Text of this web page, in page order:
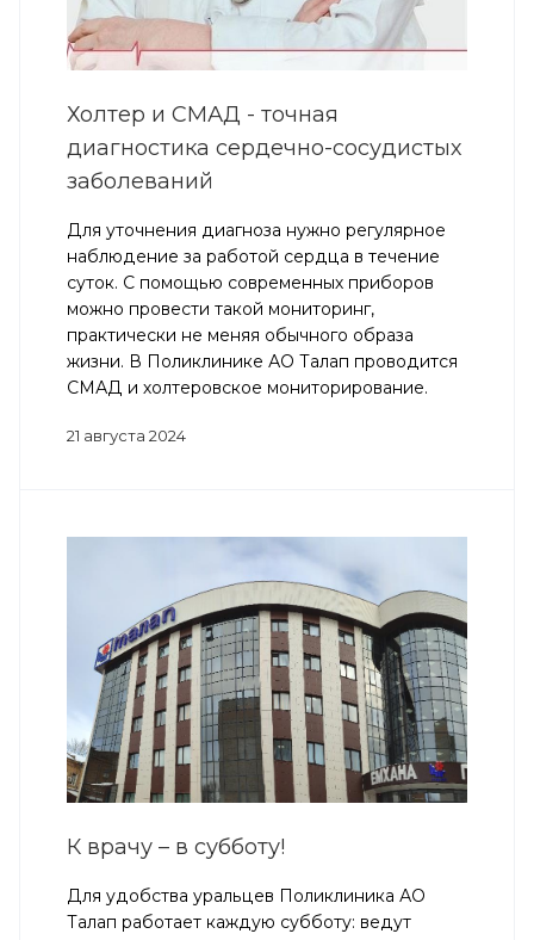
Холтер и СМАД - точная
диагностика сердечно-сосудистых
заболеваний
Для уточнения диагноза нужно регулярное
наблюдение за работой сердца в течение
суток. С помощью современных приборов
можно провести такой мониторинг,
практически не меняя обычного образа
жизни. В Поликлинике АО Талап проводится
СМАД и холтеровское мониторирование.
21 августа 2024
К врачу – в субботу!
Для удобства уральцев Поликлиника АО
Талап работает каждую субботу: ведут